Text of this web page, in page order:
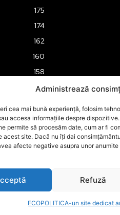
Administrează
cea mai bună experiență, folosim
accesa informațiile despre
permite să procesăm date, cum ar fi
acest site. Dacă nu îți dai
afecte negative asupra unor
Refuză
ECOPOLITICA-un site dedicat
175
174
162
160
158
157
149